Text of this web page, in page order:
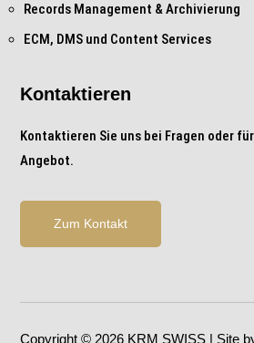
Records Management & Archivierung
ECM, DMS und Content Services
Kontaktieren
Kontaktieren Sie uns bei Fragen oder
Angebot.
Zum Kontakt
Copyright © 2026 KRM SWISS | Site